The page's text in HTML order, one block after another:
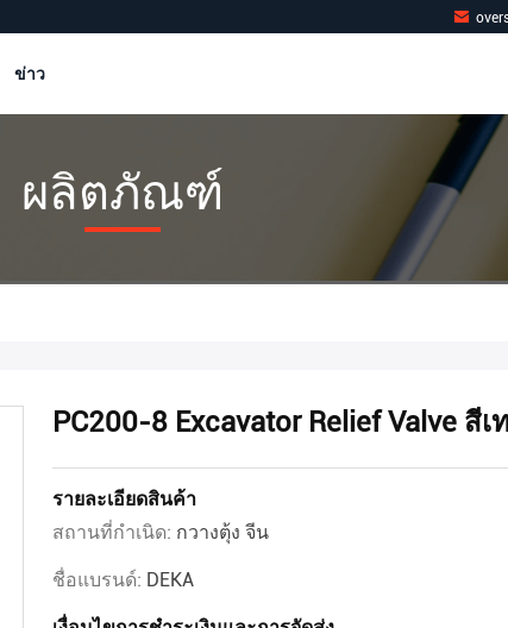
ข่าว
ผลิตภัณฑ์
PC200-8 Excavator Relief Valve สีเ
รายละเอียดสินค้า
สถานที่กำเนิด: กวางตุ้ง จีน
ชื่อแบรนด์: DEKA